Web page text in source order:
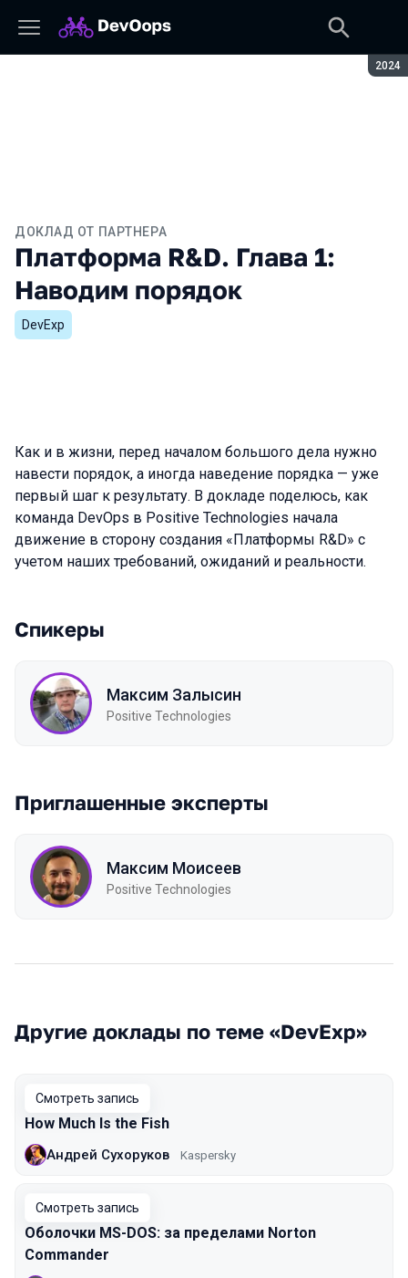
2024
ДОКЛАД ОТ ПАРТНЕРА
Платформа R&D. Глава 1:
Наводим порядок
DevExp
Как и в жизни, перед началом большого дела нужно
навести порядок, а иногда наведение порядка — уже
первый шаг к результату. В докладе поделюсь, как
команда DevOps в Positive Technologies начала
движение в сторону создания «Платформы R&D» с
учетом наших требований, ожиданий и реальности.
Спикеры
Максим Залысин
Positive Technologies
Приглашенные эксперты
Максим Моисеев
Positive Technologies
Другие доклады по теме «DevExp»
Смотреть запись
How Much Is the Fish
Андрей Сухоруков Kaspersky
Смотреть запись
Оболочки MS-DOS: за пределами Norton
Commander